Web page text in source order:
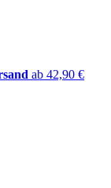
ab 42,90 €